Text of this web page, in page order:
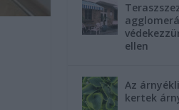
ellen
Az
kertek